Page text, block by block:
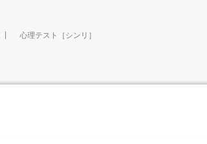
心理テスト［シンリ］